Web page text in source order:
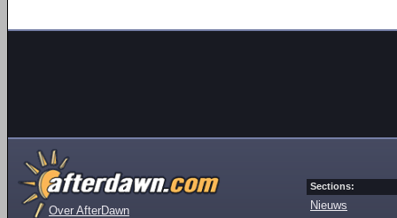
Over AfterDawn
Sections:
Nieuws